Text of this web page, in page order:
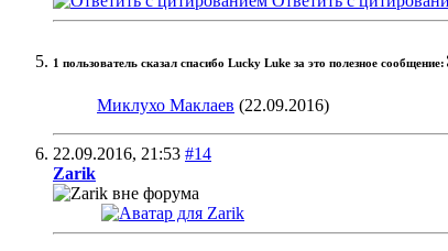
1 пользователь сказал cпасибо Lucky Luke за это полезное сообщение:
Миклухо Маклаев (22.09.2016)
22.09.2016, 21:53 #14
Zarik